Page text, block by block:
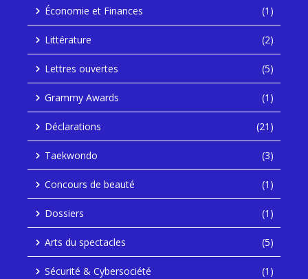
Économie et Finances (1)
Littérature (2)
Lettres ouvertes (5)
Grammy Awards (1)
Déclarations (21)
Taekwondo (3)
Concours de beauté (1)
Dossiers (1)
Arts du spectacles (5)
Sécurité & Cybersociété (1)